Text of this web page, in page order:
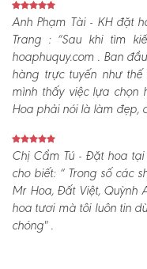
Anh Phạm Tài - KH đặt
Trang :“Sau khi tìm
hoaphuquy.com . Ban
hàng trực tuyến như
mình thấy việc lựa chọn
Hoa phải nói là làm đẹp,
Chị Cẩm Tú - Đặt hoa tại
cho biết:“ Trong số các
Mr Hoa, Đất Việt, Quỳnh
hoa tươi mà tôi luôn tin
chóng" .